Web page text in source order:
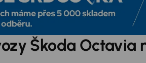
Škoda Octavia